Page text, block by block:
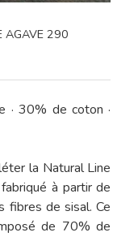
AGAVE 290
· 30% de coton ·
la Natural Line
à partir de
fibres de sisal. Ce
de 70% de